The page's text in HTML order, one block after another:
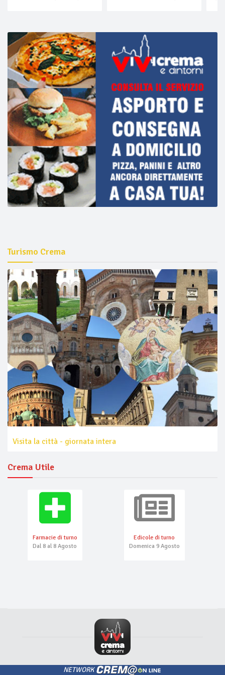
Turismo Crema
Visita la città - giornata intera
Crema Utile
Farmacie di turno
Dal 8 al 8 Agosto
Edicole di turno
Domenica 9 Agosto
NETWORK